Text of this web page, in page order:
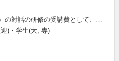
の対話の研修の受講費として、
なります。メンターにならなくとも
も可能です。：33,000円
)・学生(大, 専)